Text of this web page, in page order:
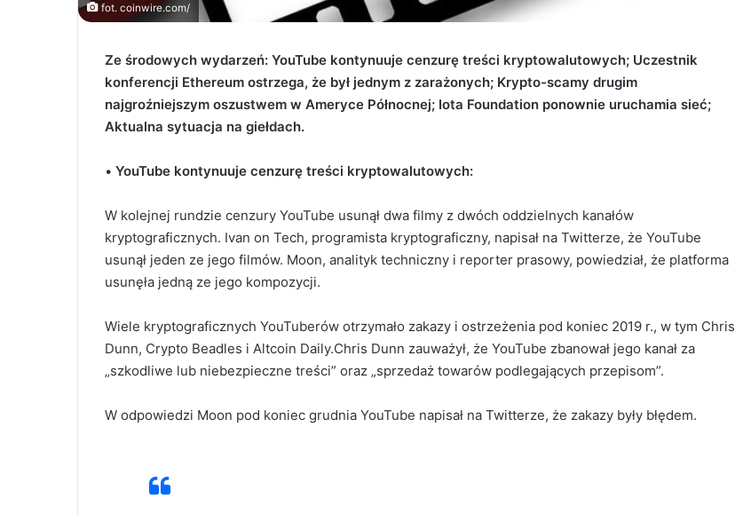
fot. coinwire.com/
Ze środowych wydarzeń: YouTube kontynuuje cenzurę treści kryptowalutowych; Uczestnik
konferencji Ethereum ostrzega, że był jednym z zarażonych; Krypto-scamy drugim
najgroźniejszym oszustwem w Ameryce Północnej; Iota Foundation ponownie uruchamia sieć;
Aktualna sytuacja na giełdach.
• YouTube kontynuuje cenzurę treści kryptowalutowych:
W kolejnej rundzie cenzury YouTube usunął dwa filmy z dwóch oddzielnych kanałów
kryptograficznych. Ivan on Tech, programista kryptograficzny, napisał na Twitterze, że YouTube
usunął jeden ze jego filmów. Moon, analityk techniczny i reporter prasowy, powiedział, że platforma
usunęła jedną ze jego kompozycji.
Wiele kryptograficznych YouTuberów otrzymało zakazy i ostrzeżenia pod koniec 2019 r., w tym Chris
Dunn, Crypto Beadles i Altcoin Daily.Chris Dunn zauważył, że YouTube zbanował jego kanał za
„szkodliwe lub niebezpieczne treści” oraz „sprzedaż towarów podlegających przepisom”.
W odpowiedzi Moon pod koniec grudnia YouTube napisał na Twitterze, że zakazy były błędem.